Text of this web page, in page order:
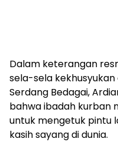
Dalam keterangan
sela-sela kekhusyukan
Serdang Bedagai,
bahwa ibadah kurban
untuk mengetuk pintu
kasih sayang di dunia.